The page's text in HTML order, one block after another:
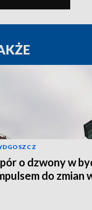
o dzwony w
do zmian